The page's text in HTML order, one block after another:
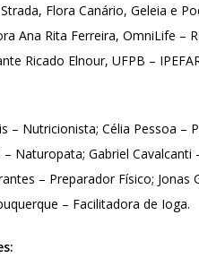
Flora Canário, Geleia e
Ana Rita Ferreira, OmniLife –
Ricado Elnour, UFPB –
– Nutricionista; Célia Pessoa –
Naturopata; Gabriel
– Preparador Físico; Jonas
– Facilitadora de Ioga.